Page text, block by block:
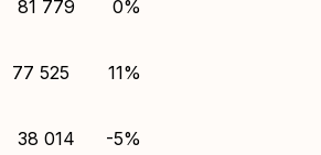
81 779 0%
77 525 11%
38 014 -5%